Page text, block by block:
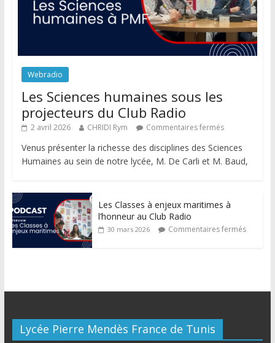
Webradio
Les Sciences humaines sous les
projecteurs du Club Radio
2 avril 2026 CHRIDI Rym Commentaires fermés
Venus présenter la richesse des disciplines des Sciences
Humaines au sein de notre lycée, M. De Carli et M. Baud,
Les Classes à enjeux maritimes à
l’honneur au Club Radio
30 mars 2026 Commentaires fermés
Lycée Pierre Mendès France de Tunis